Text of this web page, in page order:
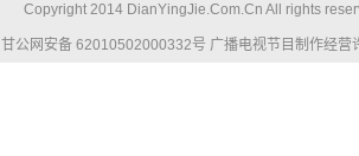
Copyright 2014 DianYingJie.Com.Cn All rights
甘公网安备 62010502000332号 广播电视节目制作经